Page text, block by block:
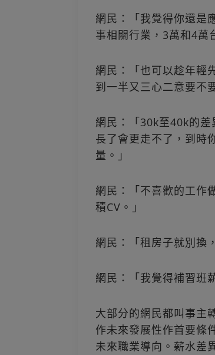
網民：「我覺得你還是
事相關行業，3萬和4萬
網民：「也可以趁年輕
到一半又三心二意要不
網民：「30k至40k的
長了會更走不了，到時
量。」
網民：「不喜歡的工作
積CV。」
網民：「租房子就別換
網民：「我覺得補習班
大部分的網民都叫事主
作未來發展性作首要條
未來職業導向。薪水差